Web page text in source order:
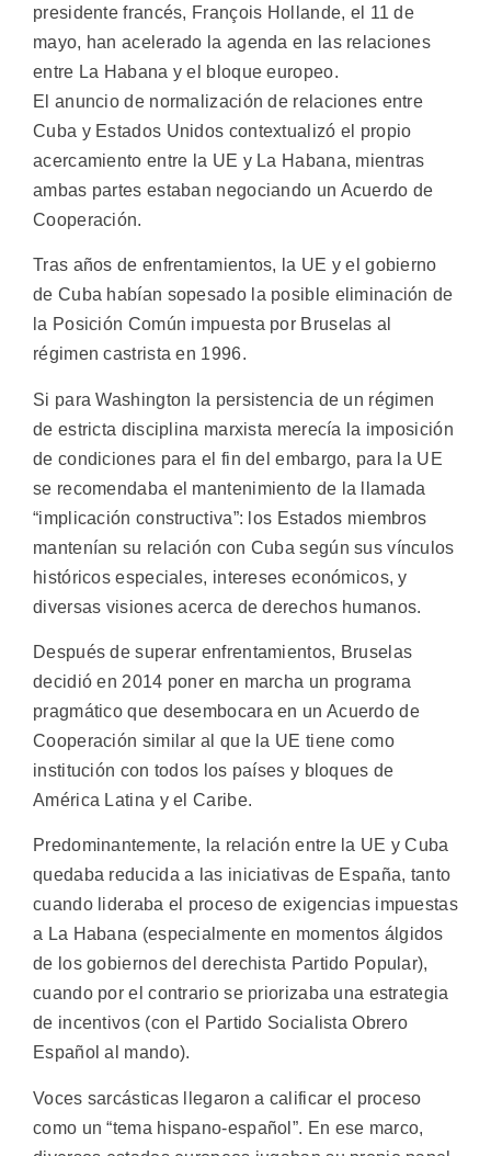
presidente francés, François Hollande, el 11 de
mayo, han acelerado la agenda en las relaciones
entre La Habana y el bloque europeo.
El anuncio de normalización de relaciones entre
Cuba y Estados Unidos contextualizó el propio
acercamiento entre la UE y La Habana, mientras
ambas partes estaban negociando un Acuerdo de
Cooperación.
Tras años de enfrentamientos, la UE y el gobierno
de Cuba habían sopesado la posible eliminación de
la Posición Común impuesta por Bruselas al
régimen castrista en 1996.
Si para Washington la persistencia de un régimen
de estricta disciplina marxista merecía la imposición
de condiciones para el fin del embargo, para la UE
se recomendaba el mantenimiento de la llamada
“implicación constructiva”: los Estados miembros
mantenían su relación con Cuba según sus vínculos
históricos especiales, intereses económicos, y
diversas visiones acerca de derechos humanos.
Después de superar enfrentamientos, Bruselas
decidió en 2014 poner en marcha un programa
pragmático que desembocara en un Acuerdo de
Cooperación similar al que la UE tiene como
institución con todos los países y bloques de
América Latina y el Caribe.
Predominantemente, la relación entre la UE y Cuba
quedaba reducida a las iniciativas de España, tanto
cuando lideraba el proceso de exigencias impuestas
a La Habana (especialmente en momentos álgidos
de los gobiernos del derechista Partido Popular),
cuando por el contrario se priorizaba una estrategia
de incentivos (con el Partido Socialista Obrero
Español al mando).
Voces sarcásticas llegaron a calificar el proceso
como un “tema hispano-español”. En ese marco,